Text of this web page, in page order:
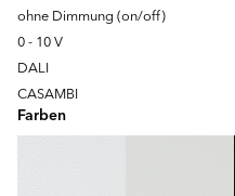
ohne Dimmung (on/off)
0 - 10 V
DALI
CASAMBI
Farben